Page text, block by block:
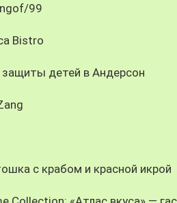
99
Bistro
детей в Андерсон
с крабом и красной икрой